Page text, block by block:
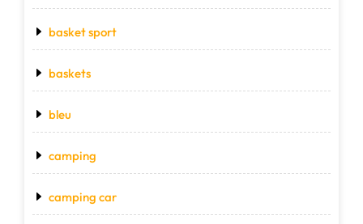
basket sport
baskets
bleu
camping
camping car